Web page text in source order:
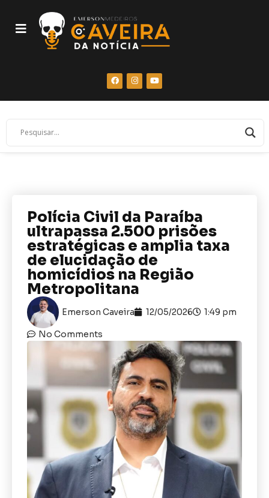
Polícia Civil da Paraíba
ultrapassa 2.500 prisões
estratégicas e amplia taxa
de elucidação de
homicídios na Região
Metropolitana
Emerson Caveira 12/05/2026 1:49 pm
No Comments